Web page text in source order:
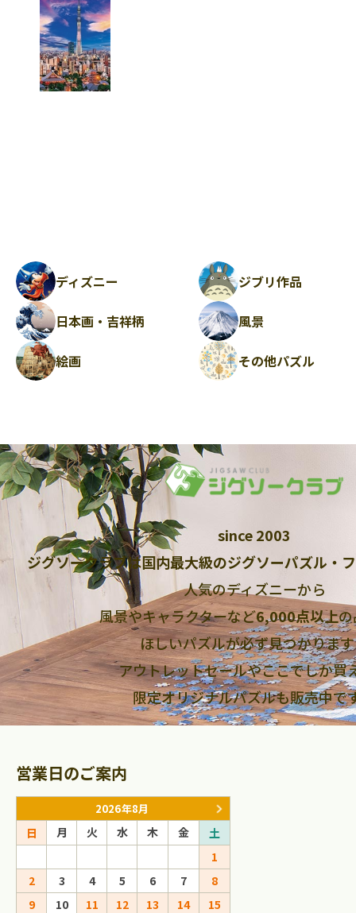
ディズニー ジブリ作品
日本画・吉祥柄 風景
絵画 その他パズル
since 2003
ジグソークラブは国内最大級のジグソーパズル・
人気のディズニーから
風景やキャラクターなど6,000点以上
ほしいパズルが必ず見つかりま
アウトレットセールやここでしか買
限定オリジナルパズルも販売中で
営業日のご案内
2026年8月
日 月 火 水 木 金
土
1
2
3 4 5 6 7
8
9
10 11 12 13 14 15